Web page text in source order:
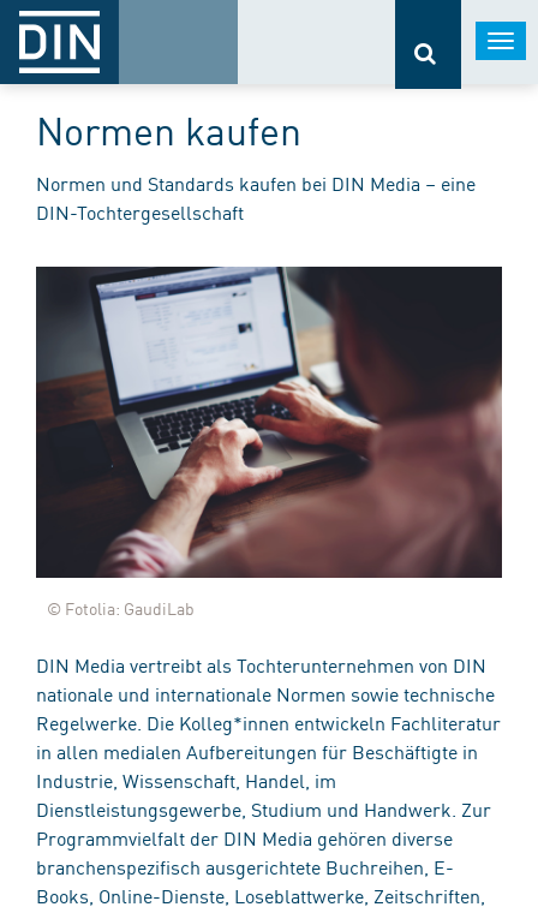
Normen kaufen
Normen und Standards kaufen bei DIN Media – eine
DIN-Tochtergesellschaft
© Fotolia: GaudiLab
DIN Media vertreibt als Tochterunternehmen von DIN
nationale und internationale Normen sowie technische
Regelwerke. Die Kolleg*innen entwickeln Fachliteratur
in allen medialen Aufbereitungen für Beschäftigte in
Industrie, Wissenschaft, Handel, im
Dienstleistungsgewerbe, Studium und Handwerk. Zur
Programmvielfalt der DIN Media gehören diverse
branchenspezifisch ausgerichtete Buchreihen, E-
Books, Online-Dienste, Loseblattwerke, Zeitschriften,